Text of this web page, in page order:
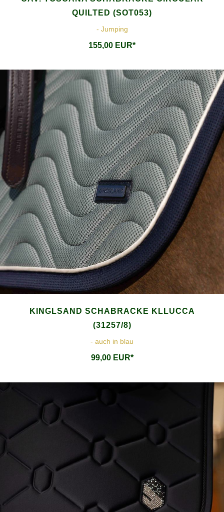
QUILTED (SOT053)
- Jumping
155,00 EUR*
KINGLSAND SCHABRACKE KLLUCCA
(31257/8)
- auch in blau
99,00 EUR*